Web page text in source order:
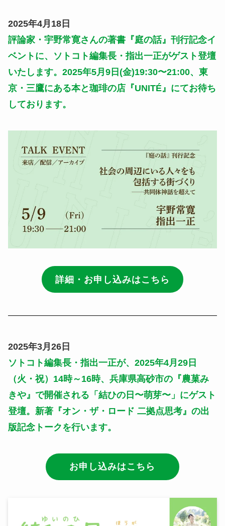
2025年4月18日
評論家・宇野常寛さんの著書『庭の話』刊行記念イ
ベントに、ソトコト編集長・指出一正がゲスト登壇
いたします。2025年5月9日(金)19:30〜21:00、東
京・三鷹にある本と珈琲の店『UNITÉ 』にてお待ち
しております。
詳細・お申し込みはこちら
2025年3月26日
ソトコト編集長・指出一正が、2025年4月29日
（火・祝）14時～16時、兵庫県高砂市の『農菓み
きや』で開催される「結ひの日〜萌芽〜」にゲスト
登壇。 新著『オン・ザ・ロード 二拠点思考』の出
版記念トークを行います。
お申し込みはこちら